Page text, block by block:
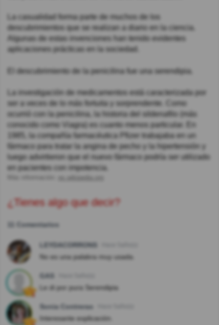
La casualidad forma parte de muchos de los
descubrimientos que se realizan a diario en la ciencia.
Algunas de estas invenciones han tenido evidentes
aplicaciones prácticas en la sociedad.
El descubrimiento de la penicilina fue una serendipia.
La investigación de medicamentos está caracterizada por
ser a veces de lo más fortuita y sorprendente. Como
ocurrió con la penicilina, la historia del sildenafilo (más
conocido como Viagra) es cuanto menos particular. En
1985, la compañía farmacéutica Pfizer trabajaba en un
fármaco para tratar la angina de pecho y la hipertensión y
luego advirtieron que el nuevo fármaco podría ser utilizado
en pacientes con impotencia.
¿Tienes algo que decir?
11 Comentarios
LEYDACORRONS
No es una palabra muy usada.
GAS
Le di por pura Serendipia
Sonia Contreras
Interesante explicación.